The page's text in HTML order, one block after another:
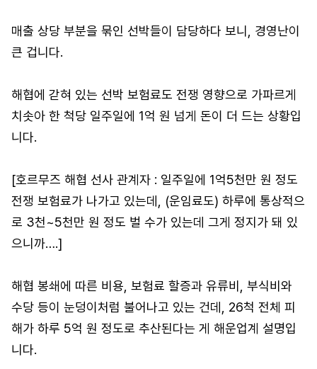
매출 상당 부분을 묶인 선박들이 담당하다 보니, 경영난이
큰 겁니다.
해협에 갇혀 있는 선박 보험료도 전쟁 영향으로 가파르게
치솟아 한 척당 일주일에 1억 원 넘게 돈이 더 드는 상황입
니다.
[호르무즈 해협 선사 관계자 : 일주일에 1억5천만 원 정도
전쟁 보험료가 나가고 있는데, (운임료도) 하루에 통상적으
로 3천~5천만 원 정도 벌 수가 있는데 그게 정지가 돼 있
으니까….]
해협 봉쇄에 따른 비용, 보험료 할증과 유류비, 부식비와
수당 등이 눈덩이처럼 불어나고 있는 건데, 26척 전체 피
해가 하루 5억 원 정도로 추산된다는 게 해운업계 설명입
니다.